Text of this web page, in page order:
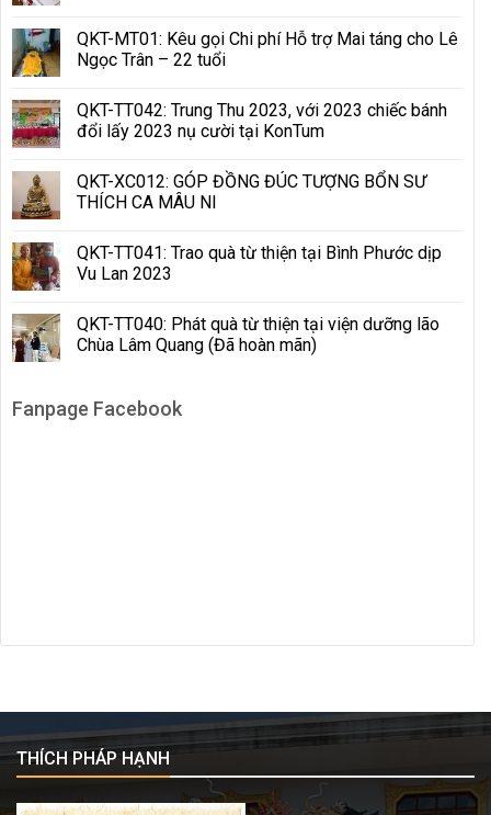
QKT-MT01: Kêu gọi Chi phí Hỗ trợ Mai táng cho Lê
Ngọc Trân – 22 tuổi
QKT-TT042: Trung Thu 2023, với 2023 chiếc bánh
đổi lấy 2023 nụ cười tại KonTum
QKT-XC012: GÓP ĐỒNG ĐÚC TƯỢNG BỔN SƯ
THÍCH CA MÂU NI
QKT-TT041: Trao quà từ thiện tại Bình Phước dịp
Vu Lan 2023
QKT-TT040: Phát quà từ thiện tại viện dưỡng lão
Chùa Lâm Quang (Đã hoàn mãn)
Fanpage Facebook
THÍCH PHÁP HẠNH